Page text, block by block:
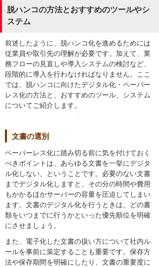
脱ハンコの方法とおすすめのツールやシ
ステム
前述したように、脱ハンコ化を進めるためには
従業員や取引先の理解が必要です。加えて、業
務フローの見直しや導入システムの検討など、
段階的に導入を行わなければなりません。ここ
では、脱ハンコに向けたデジタル化・ペーパー
レス化の方法と、おすすめのツール、システム
についてご紹介します。
文書の選別
ペーパーレス化に踏み切る前に気を付けておく
べきポイントは、あらゆる文書を一挙にデジタ
ル化しない、ということです。必要のない文書
までデジタル化しますと、その分の時間や費用
もかかるほかサーバーの容量を圧迫してしまい
ます。文書のデジタル化を行うときは、どの書
類をいつまでに行うかといった優先順位を明確
にさせましょう。
また、電子化した文書の扱い方について社内ル
ールを事前に策定することも重要です。保存方
法や保存期間を明確にしたり、文書の重要度に